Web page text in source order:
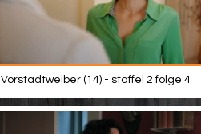
Vorstadtweiber (14) - staffel 2 folge 4